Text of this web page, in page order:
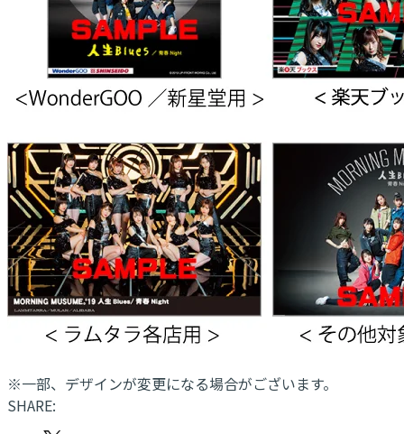
※一部、デザインが変更になる場合がございます。
SHARE: